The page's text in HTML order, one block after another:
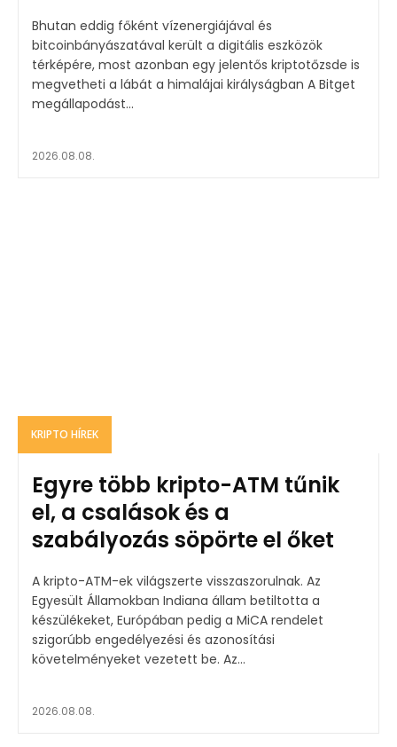
Bhutan eddig főként vízenergiájával és
bitcoinbányászatával került a digitális eszközök
térképére, most azonban egy jelentős kriptotőzsde is
megvetheti a lábát a himalájai királyságban A Bitget
megállapodást...
2026.08.08.
KRIPTO HÍREK
Egyre több kripto-ATM tűnik
el, a csalások és a
szabályozás söpörte el őket
A kripto-ATM-ek világszerte visszaszorulnak. Az
Egyesült Államokban Indiana állam betiltotta a
készülékeket, Európában pedig a MiCA rendelet
szigorúbb engedélyezési és azonosítási
követelményeket vezetett be. Az...
2026.08.08.